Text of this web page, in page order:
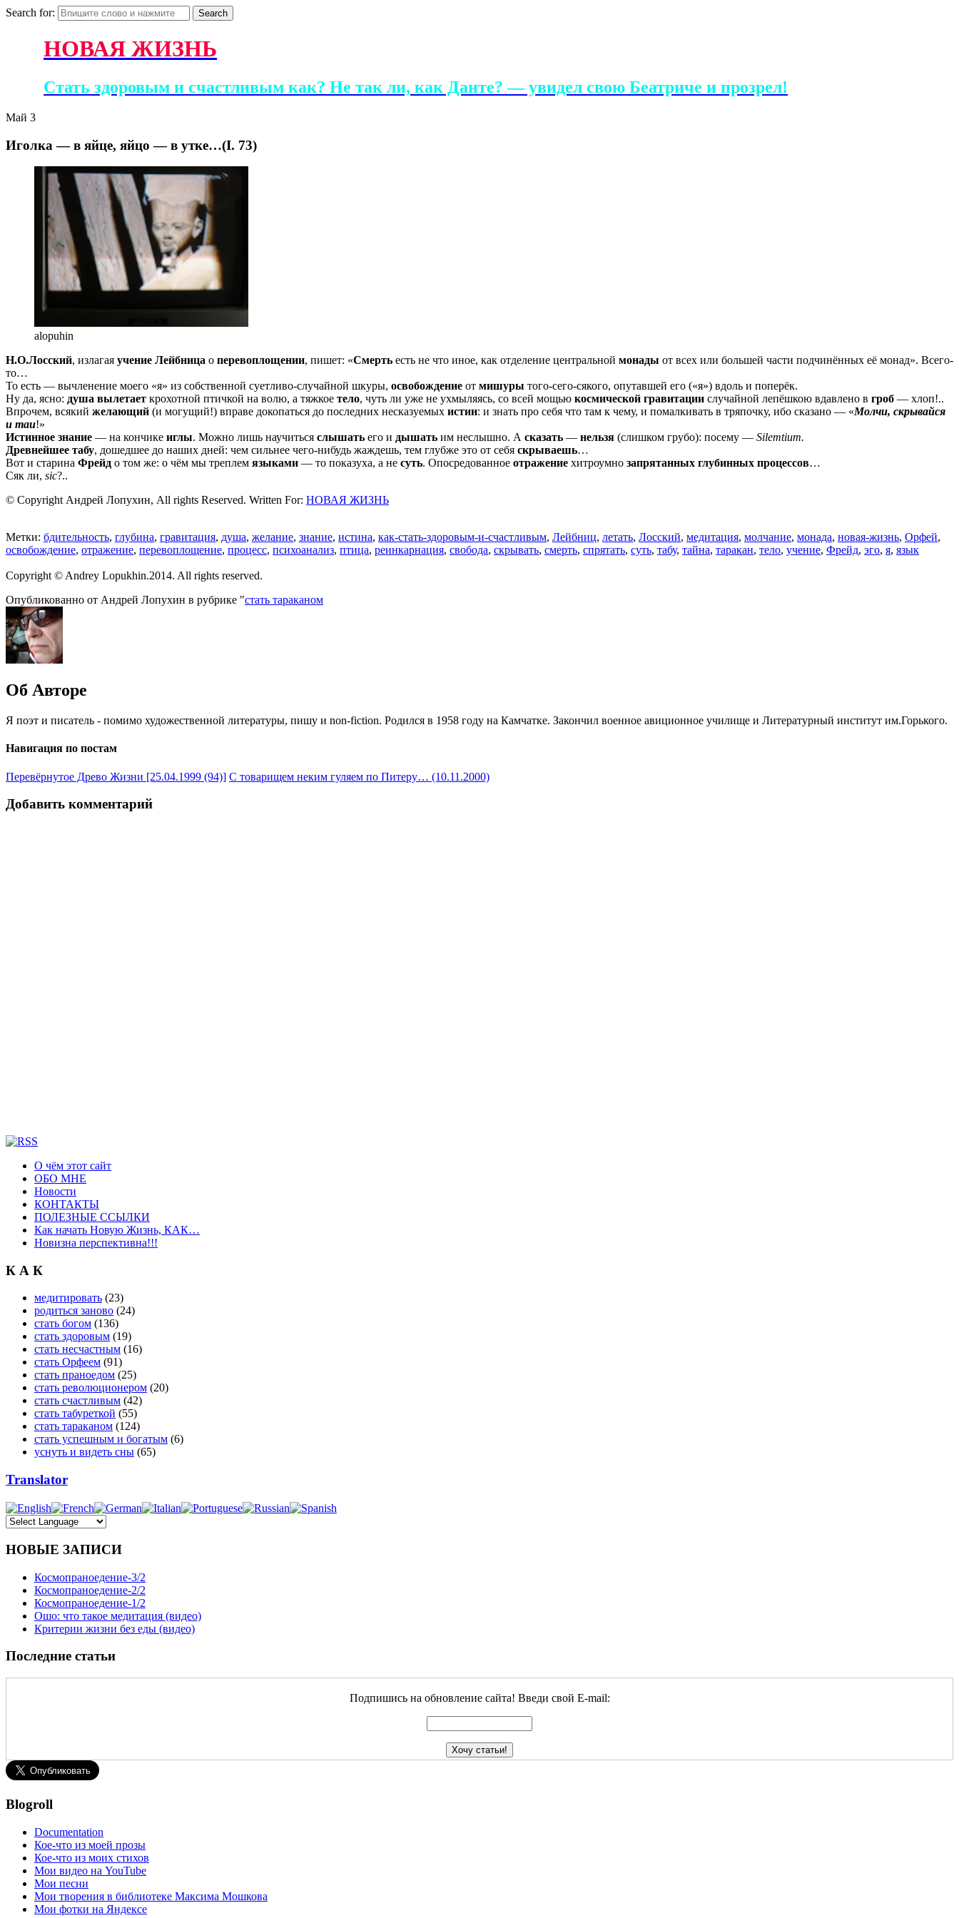
Search for:
НОВАЯ ЖИЗНЬ
Стать здоровым и счастливым как? Не так ли, как Данте? — увидел свою Беатриче и прозрел!
Май 3
Иголка — в яйце, яйцо — в утке…(I. 73)
alopuhin
Н.О.Лосский, излагая учение Лейбница о перевоплощении, пишет: «Смерть есть не что иное, как отделение центральной монады от всех или большей части подчинённых её монад». Всего-
то…
То есть — вычленение моего «я» из собственной суетливо-случайной шкуры, освобождение от мишуры того-сего-сякого, опутавшей его («я») вдоль и поперёк.
Ну да, ясно: душа вылетает крохотной птичкой на волю, а тяжкое тело, чуть ли уже не ухмыляясь, со всей мощью космической гравитации случайной лепёшкою вдавлено в гроб — хлоп!..
Впрочем, всякий желающий (и могущий!) вправе докопаться до последних несказуемых истин: и знать про себя что там к чему, и помалкивать в тряпочку, ибо сказано — «Молчи, скрывайся
и таи!»
Истинное знание — на кончике иглы. Можно лишь научиться слышать его и дышать им неслышно. А сказать — нельзя (слишком грубо): посему — Silemtium.
Древнейшее табу, дошедшее до наших дней: чем сильнее чего-нибудь жаждешь, тем глубже это от себя скрываешь…
Вот и старина Фрейд о том же: о чём мы треплем языками — то показуха, а не суть. Опосредованное отражение хитроумно запрятанных глубинных процессов…
Сяк ли, sic?..
© Copyright Андрей Лопухин, All rights Reserved. Written For: НОВАЯ ЖИЗНЬ
Метки: бдительность, глубина, гравитация, душа, желание, знание, истина, как-стать-здоровым-и-счастливым, Лейбниц, летать, Лосский, медитация, молчание, монада, новая-жизнь, Орфей,
освобождение, отражение, перевоплощение, процесс, психоанализ, птица, реинкарнация, свобода, скрывать, смерть, спрятать, суть, табу, тайна, таракан, тело, учение, Фрейд, эго, я, язык
Copyright © Andrey Lopukhin.2014. All rights reserved.
Опубликованно от Андрей Лопухин в рубрике "стать тараканом
Об Авторе
Я поэт и писатель - помимо художественной литературы, пишу и non-fiction. Родился в 1958 году на Камчатке. Закончил военное авиционное училище и Литературный институт им.Горького.
Навигация по постам
Перевёрнутое Древо Жизни [25.04.1999 (94)] С товарищем неким гуляем по Питеру… (10.11.2000)
Добавить комментарий
О чём этот сайт
ОБО МНЕ
Новости
КОНТАКТЫ
ПОЛЕЗНЫЕ ССЫЛКИ
Как начать Новую Жизнь, КАК…
Новизна перспективна!!!
К А К
медитировать (23)
родиться заново (24)
стать богом (136)
стать здоровым (19)
стать несчастным (16)
стать Орфеем (91)
стать праноедом (25)
стать революционером (20)
стать счастливым (42)
стать табуреткой (55)
стать тараканом (124)
стать успешным и богатым (6)
уснуть и видеть сны (65)
Translator
НОВЫЕ ЗАПИСИ
Космопраноедение-3/2
Космопраноедение-2/2
Космопраноедение-1/2
Ошо: что такое медитация (видео)
Критерии жизни без еды (видео)
Последние статьи
Подпишись на обновление сайта! Введи свой E-mail:
Blogroll
Documentation
Кое-что из моей прозы
Кое-что из моих стихов
Мои видео на YouTube
Мои песни
Мои творения в библиотеке Максима Мошкова
Мои фотки на Яндексе